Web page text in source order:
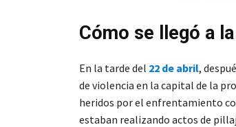
Cómo se llegó a
En la tarde del 22 de abril,
de violencia en la capital de la
heridos por el enfrentamiento
estaban realizando actos de